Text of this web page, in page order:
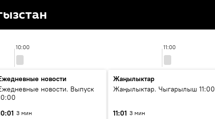
10:00 11:00
новости
новости. Выпуск
3 мин
Жаңылыктар
Жаңылыктар. Чыгарылыш 11:00
11:01 3 мин